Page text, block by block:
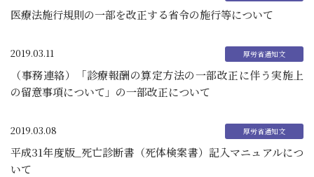
医療法施行規則の一部を改正する省令の施行等について
2019.03.11
（事務連絡）「診療報酬の算定方法の一部改正に伴う実施上
の留意事項について」の一部改正について
2019.03.08
平成31年度版_死亡診断書（死体検案書）記入マニュアルにつ
いて